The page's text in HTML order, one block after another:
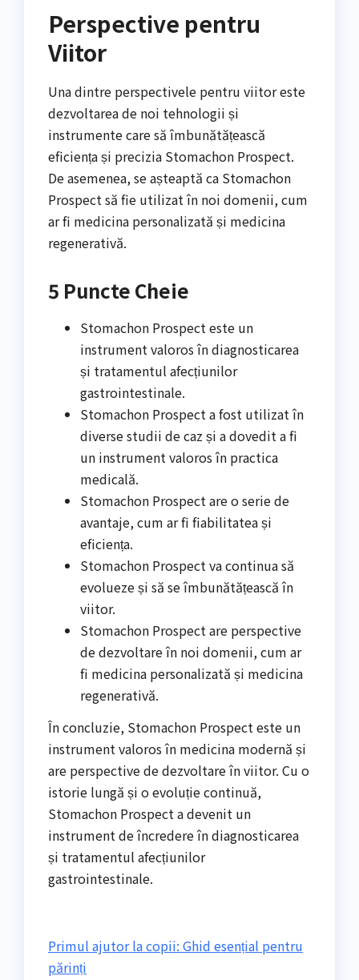
Perspective pentru
Viitor
Una dintre perspectivele pentru viitor este
dezvoltarea de noi tehnologii și
instrumente care să îmbunătățească
eficiența și precizia Stomachon Prospect.
De asemenea, se așteaptă ca Stomachon
Prospect să fie utilizat în noi domenii, cum
ar fi medicina personalizată și medicina
regenerativă.
5 Puncte Cheie
Stomachon Prospect este un
instrument valoros în diagnosticarea
și tratamentul afecțiunilor
gastrointestinale.
Stomachon Prospect a fost utilizat în
diverse studii de caz și a dovedit a fi
un instrument valoros în practica
medicală.
Stomachon Prospect are o serie de
avantaje, cum ar fi fiabilitatea și
eficiența.
Stomachon Prospect va continua să
evolueze și să se îmbunătățească în
viitor.
Stomachon Prospect are perspective
de dezvoltare în noi domenii, cum ar
fi medicina personalizată și medicina
regenerativă.
În concluzie, Stomachon Prospect este un
instrument valoros în medicina modernă și
are perspective de dezvoltare în viitor. Cu o
istorie lungă și o evoluție continuă,
Stomachon Prospect a devenit un
instrument de încredere în diagnosticarea
și tratamentul afecțiunilor
gastrointestinale.
Primul ajutor la copii: Ghid esențial pentru
părinți